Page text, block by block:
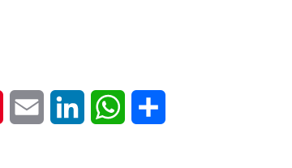
Pinterest Email LinkedIn WhatsApp